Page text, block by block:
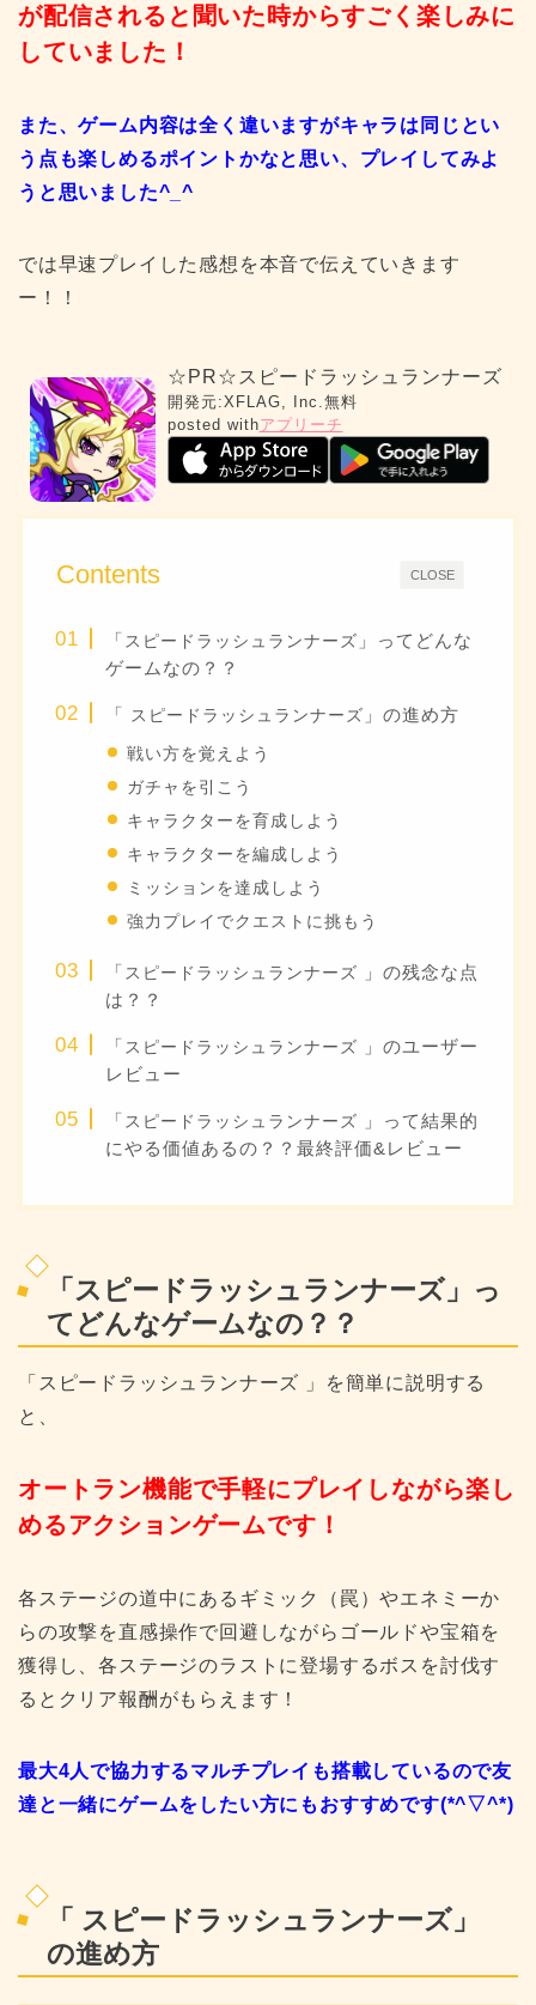
が配信されると聞いた時からすごく楽しみに
していました！
また、ゲーム内容は全く違いますがキャラは同じとい
う点も楽しめるポイントかなと思い、プレイしてみよ
うと思いました^_^
では早速プレイした感想を本音で伝えていきます
ー！！
☆PR☆スピードラッシュランナーズ
開発元:XFLAG, Inc. 無料
posted withアプリーチ
CLOSE
Contents
「 スピードラッシュランナーズ 」ってどんな
ゲームなの？？
「 スピードラッシュランナーズ 」の進め方
戦い方を覚えよう
ガチャを引こう
キャラクターを育成しよう
キャラクターを編成しよう
ミッションを達成しよう
強力プレイでクエストに挑もう
「 スピードラッシュランナーズ
」の残念な点
は？？
「 スピードラッシュランナーズ
」のユーザー
レビュー
「 スピードラッシュランナーズ
」って結果的
にやる価値あるの？？最終評価&レビュー
「 スピードラッシュランナーズ」っ
てどんなゲームなの？？
「 スピードラッシュランナーズ
」を簡単に説明する
と、
オートラン機能で手軽にプレイしながら楽し
めるアクションゲームです！
各ステージの道中にあるギミック（罠）やエネミーか
らの攻撃を直感操作で回避しながらゴールドや宝箱を
獲得し、各ステージのラストに登場するボスを討伐す
るとクリア報酬がもらえます！
最大4人で協力するマルチプレイも搭載しているので友
達と一緒にゲームをしたい方にもおすすめです(*^▽^*)
「 スピードラッシュランナーズ」
の進め方